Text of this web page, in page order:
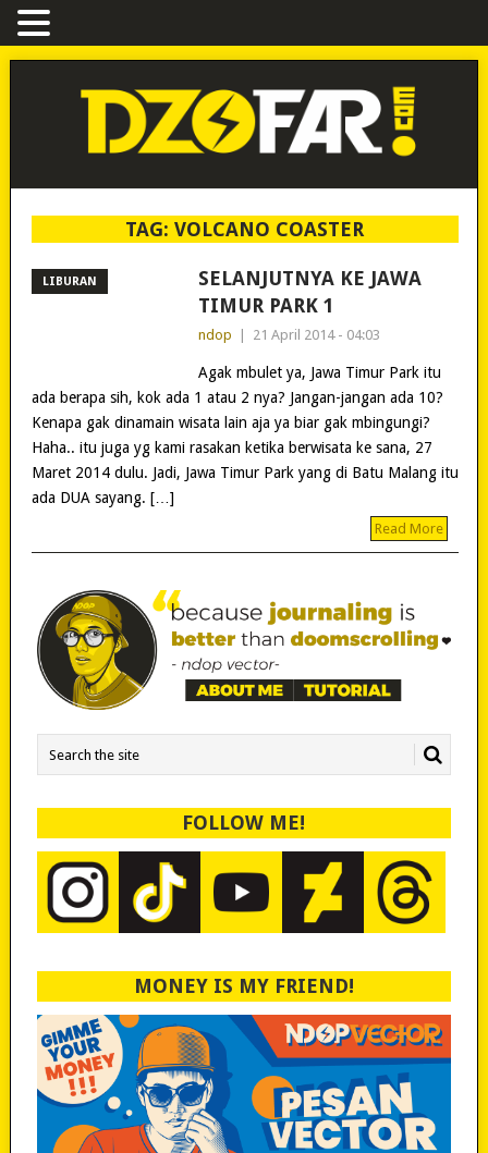
TAG:VOLCANO COASTER
LIBURAN
SELANJUTNYA KE JAWA
TIMUR PARK 1
ndop 21 April 2014 - 04:03
Agak mbulet ya, Jawa Timur Park itu
ada berapa sih, kok ada 1 atau 2 nya? Jangan-jangan ada 10?
Kenapa gak dinamain wisata lain aja ya biar gak mbingungi?
Haha.. itu juga yg kami rasakan ketika berwisata ke sana, 27
Maret 2014 dulu. Jadi, Jawa Timur Park yang di Batu Malang itu
ada DUA sayang. […]
Read More
FOLLOW ME!
MONEY IS MY FRIEND!